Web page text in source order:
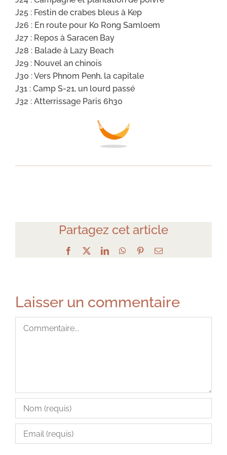
J25 : Festin de crabes bleus à Kep
J26 : En route pour Ko Rong Samloem
J27 : Repos à Saracen Bay
J28 : Balade à Lazy Beach
J29 : Nouvel an chinois
J30 : Vers Phnom Penh, la capitale
J31 : Camp S-21, un lourd passé
J32 : Atterrissage Paris 6h30
Partagez cet article
Facebook LinkedInWhatsApp
PinterestEmail
Laisser un commentaire